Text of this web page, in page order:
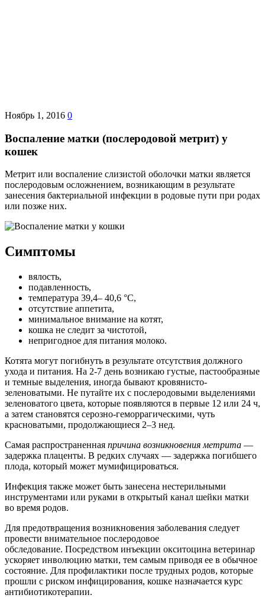
Ноябрь 1, 2016 0
Воспаление матки (послеродовой метрит) у
кошек
Метрит или воспаление слизистой оболочки матки является
послеродовым осложнением, возникающим в результате
занесения бактериальной инфекции в родовые пути при родах
или позже них.
Симптомы
вялость,
подавленность,
температура 39,4– 40,6 °C,
отсутствие аппетита,
минимальное внимание на котят,
кошка не следит за чистотой,
непригодное для питания молоко.
Котята могут погибнуть в результате отсутствия должного
ухода и питания. На 2-7 день возникаю густые, пастообразные
и темные выделения, иногда бывают кровянисто-
зеленоватыми. Не путайте их с послеродовыми выделениями
зеленоватого цвета, которые появляются в первые 12 или 24 ч,
а затем становятся серозно-геморрагическими, чуть
красноватыми, продолжающиеся 2–3 нед.
Самая распространенная причина возникновения метрита —
задержка плаценты. В редких случаях — задержка погибшего
плода, который может мумифицироваться.
Инфекция также может быть занесена нестерильными
инструментами или руками в открытый канал шейки матки
во время родов.
Для предотвращения возникновения заболевания следует
провести внимательное послеродовое
обследование. Посредством инъекции окситоцина ветеринар
ускоряет инволюцию матки, тем самым приводя ее в обычное
состояние. Для профилактики после трудных родов, которые
прошли с риском инфицирования, кошке назначается курс
антибиотикотерапии.